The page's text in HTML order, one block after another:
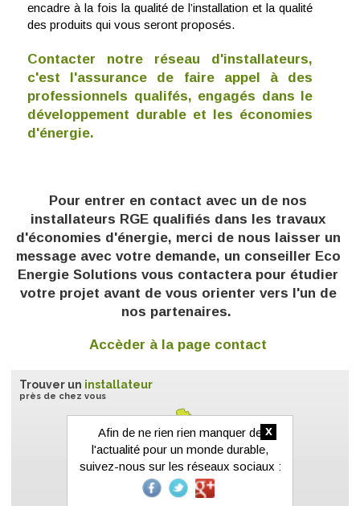
encadre à la fois la qualité de l’installation et la qualité
des produits qui vous seront proposés.
Contacter notre réseau d'installateurs,
c'est l'assurance de faire appel à des
professionnels qualifés, engagés dans le
développement durable et les économies
d'énergie.
Pour entrer en contact avec un de nos
installateurs RGE qualifiés dans les travaux
d'économies d'énergie, merci de nous laisser un
message avec votre demande, un conseiller Eco
Energie Solutions vous contactera pour étudier
votre projet avant de vous orienter vers l'un de
nos partenaires.
Accèder à la page contact
Trouver un installateur
près de chez vous
x
Afin de ne rien rien manquer de
l'actualité pour un monde durable,
suivez-nous sur les réseaux sociaux :